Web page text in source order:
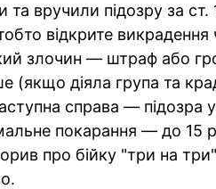
вручили підозру за ст.
відкрите викрадення
злочин — штраф або
(якщо діяла група та
справа — підозра
покарання — до 15
про бійку "три на